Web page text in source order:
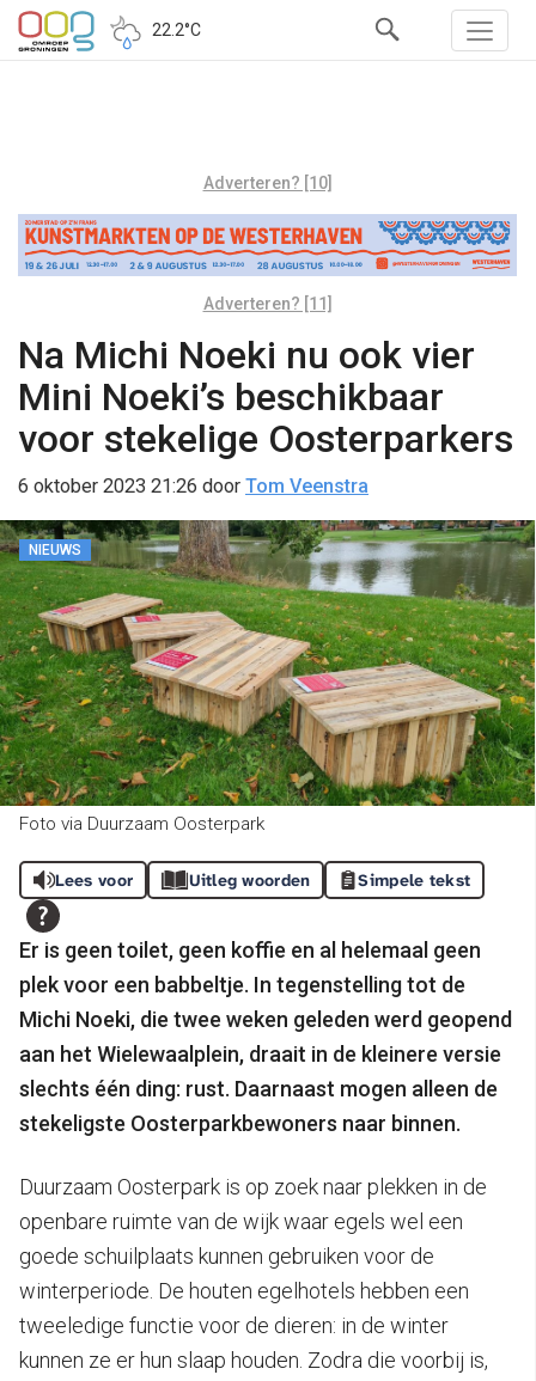
22.2°C
Adverteren? [10]
Adverteren? [11]
Na Michi Noeki nu ook vier
Mini Noeki’s beschikbaar
voor stekelige Oosterparkers
6 oktober 2023 21:26 door Tom Veenstra
NIEUWS
Foto via Duurzaam Oosterpark
Lees voor Uitleg woorden Simpele tekst
Er is geen toilet, geen koffie en al helemaal geen
plek voor een babbeltje. In tegenstelling tot de
Michi Noeki, die twee weken geleden werd geopend
aan het Wielewaalplein, draait in de kleinere versie
slechts één ding: rust. Daarnaast mogen alleen de
stekeligste Oosterparkbewoners naar binnen.
Duurzaam Oosterpark is op zoek naar plekken in de
openbare ruimte van de wijk waar egels wel een
goede schuilplaats kunnen gebruiken voor de
winterperiode. De houten egelhotels hebben een
tweeledige functie voor de dieren: in de winter
kunnen ze er hun slaap houden. Zodra die voorbij is,